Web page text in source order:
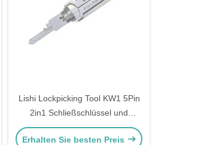
Lishi Lockpicking Tool KW1 5Pin
2in1 Schließschlüssel und
Decoder Tool
Erhalten Sie besten Preis